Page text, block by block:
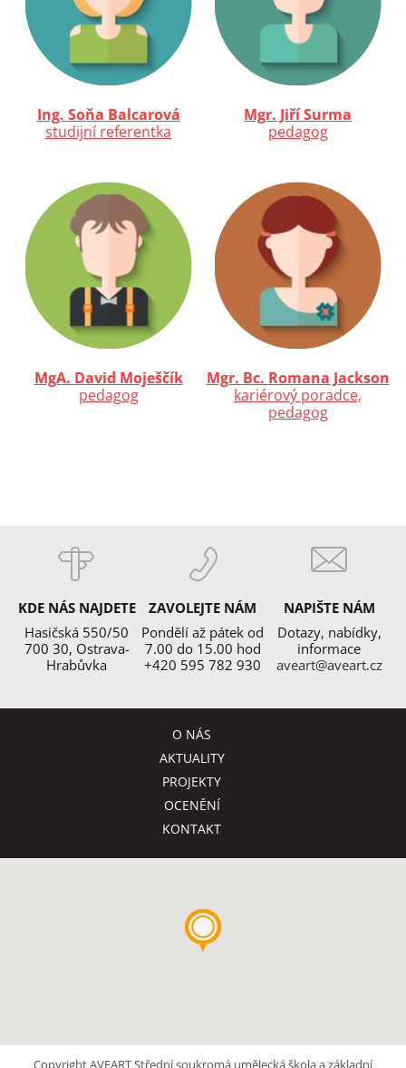
Ing. Soňa Balcarová
studijní referentka
Mgr. Jiří Surma
pedagog
MgA. David Moješčík
pedagog
Mgr. Bc. Romana Jackson
kariérový poradce,
pedagog
KDE NÁS NAJDETE
Hasičská 550/50
700 30, Ostrava-
Hrabůvka
ZAVOLEJTE NÁM
Pondělí až pátek od
7.00 do 15.00 hod
+420 595 782 930
NAPIŠTE NÁM
Dotazy, nabídky,
informace
aveart@aveart.cz
O NÁS
AKTUALITY
PROJEKTY
OCENĚNÍ
KONTAKT
Copyright AVEART Střední soukromá umělecká škola a základní